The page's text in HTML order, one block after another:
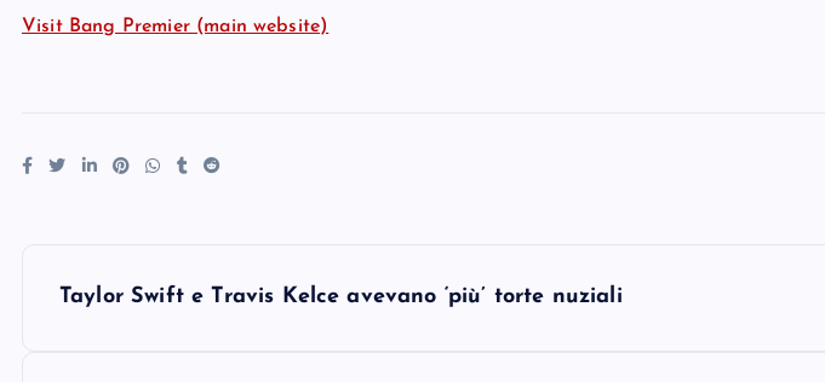
Visit Bang Premier (main website)
Taylor Swift e Travis Kelce avevano ‘più’ torte nuziali